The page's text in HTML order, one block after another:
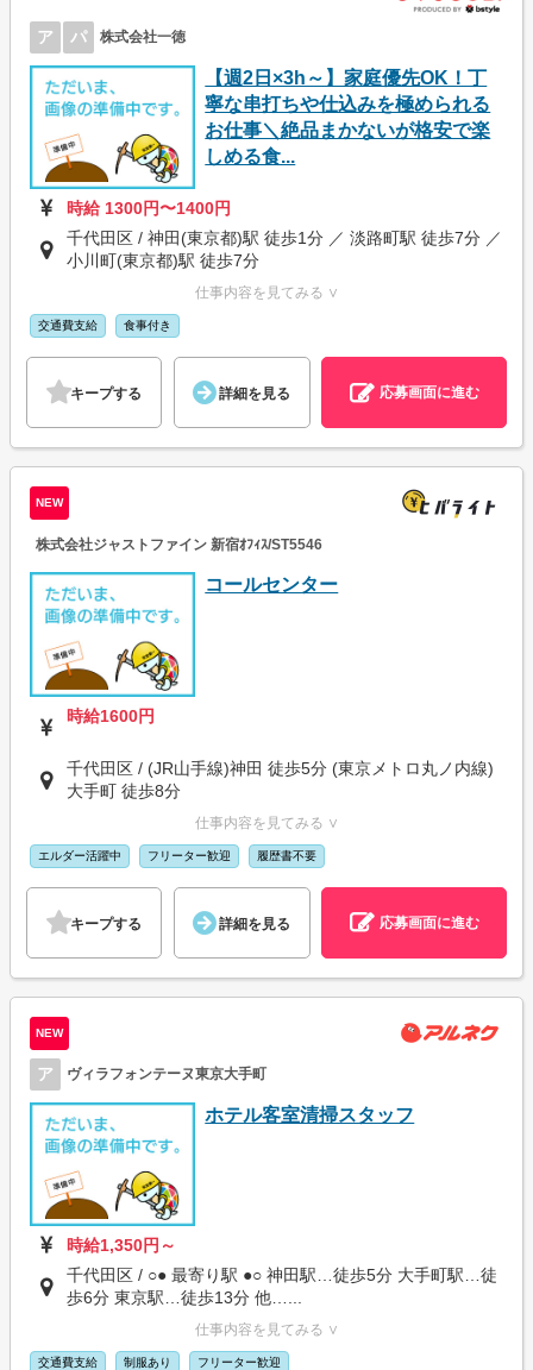
ア パ 株式会社一徳
【週2日×3h～】家庭優先OK！丁
寧な串打ちや仕込みを極められる
お仕事＼絶品まかないが格安で楽
しめる食...
時給 1300円〜1400円
千代田区 / 神田(東京都)駅 徒歩1分 ／ 淡路町駅 徒歩7分 ／
小川町(東京都)駅 徒歩7分
仕事内容を見てみる ∨
交通費支給 食事付き
キープする 詳細を見る 応募画面に進む
NEW
株式会社ジャストファイン 新宿ｵﾌｨｽ/ST5546
コールセンター
時給1600円
千代田区 / (JR山手線)神田 徒歩5分 (東京メトロ丸ノ内線)
大手町 徒歩8分
仕事内容を見てみる ∨
エルダー活躍中 フリーター歓迎 履歴書不要
キープする 詳細を見る 応募画面に進む
NEW
ア ヴィラフォンテーヌ東京大手町
ホテル客室清掃スタッフ
時給1,350円～
千代田区 / ○● 最寄り駅 ●○ 神田駅…徒歩5分 大手町駅…徒
歩6分 東京駅…徒歩13分 他…...
仕事内容を見てみる ∨
交通費支給 制服あり フリーター歓迎